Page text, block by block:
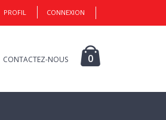
PROFIL CONNEXION
CONTACTEZ-NOUS 0